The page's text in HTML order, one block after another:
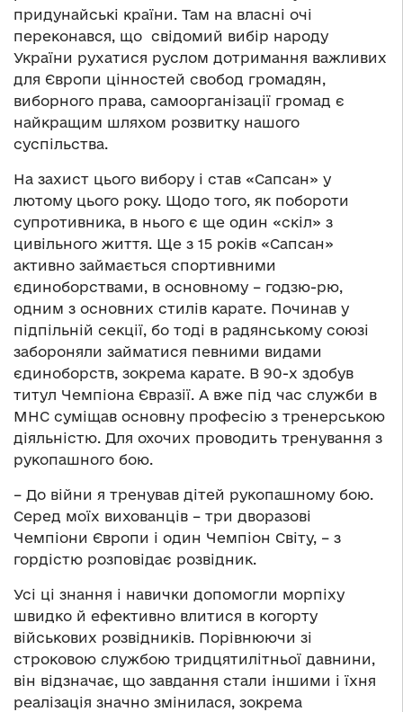
придунайські країни. Там на власні очі
переконався, що свідомий вибір народу
України рухатися руслом дотримання важливих
для Європи цінностей свобод громадян,
виборного права, самоорганізації громад є
найкращим шляхом розвитку нашого
суспільства.
На захист цього вибору і став «Сапсан» у
лютому цього року. Щодо того, як побороти
супротивника, в нього є ще один «скіл» з
цивільного життя. Ще з 15 років «Сапсан»
активно займається спортивними
єдиноборствами, в основному – годзю-рю,
одним з основних стилів карате. Починав у
підпільній секції, бо тоді в радянському союзі
забороняли займатися певними видами
єдиноборств, зокрема карате. В 90-х здобув
титул Чемпіона Євразії. А вже під час служби в
МНС суміщав основну професію з тренерською
діяльністю. Для охочих проводить тренування з
рукопашного бою.
– До війни я тренував дітей рукопашному бою.
Серед моїх вихованців – три дворазові
Чемпіони Європи і один Чемпіон Світу, – з
гордістю розповідає розвідник.
Усі ці знання і навички допомогли морпіху
швидко й ефективно влитися в когорту
військових розвідників. Порівнюючи зі
строковою службою тридцятилітньої давнини,
він відзначає, що завдання стали іншими і їхня
реалізація значно змінилася, зокрема